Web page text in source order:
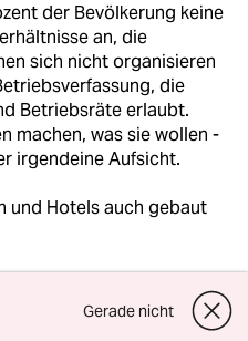
der Bevölkerung keine
an, die
sich nicht organisieren
die
Betriebsräte erlaubt.
machen, was sie wollen -
irgendeine Aufsicht.
und Hotels auch gebaut
Gerade nicht